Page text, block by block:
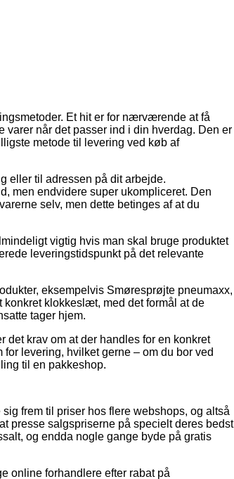
Et hit er for nærværende at få
når det passer ind i din hverdag. Den er
metode til levering ved køb af
eller til adressen på dit arbejde.
men endvidere super ukompliceret. Den
selv, men dette betinges af at du
vigtig hvis man skal bruge produktet
leveringstidspunkt på det relevante
eksempelvis Smøresprøjte pneumaxx,
klokkeslæt, med det formål at de
tager hjem.
det krav om at der handles for en konkret
levering, hvilket gerne – om du bor ved
til en pakkeshop.
frem til priser hos flere webshops, og altså
presse salgspriserne på specielt deres bedst
og endda nogle gange byde på gratis
online forhandlere efter rabat på